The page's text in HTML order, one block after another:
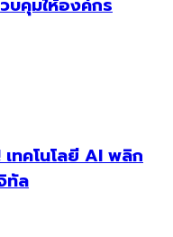
บคุมให้องค์กร
ทคโนโลยี AI พลิก
ทัล